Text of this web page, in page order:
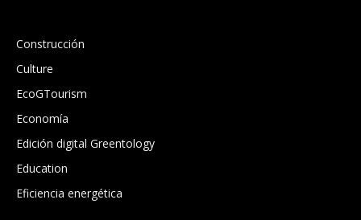
Construcción
Culture
EcoGTourism
Economía
Edición digital Greentology
Education
Eficiencia energética